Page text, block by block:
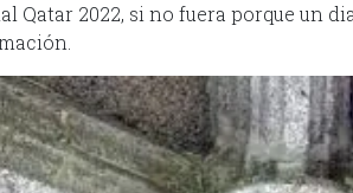
Qatar 2022, si no fuera porque un